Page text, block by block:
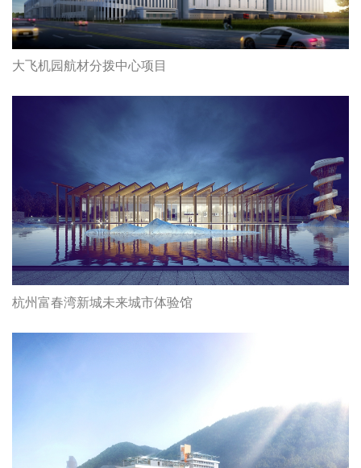
大飞机园航材分拨中心项目
杭州富春湾新城未来城市体验馆